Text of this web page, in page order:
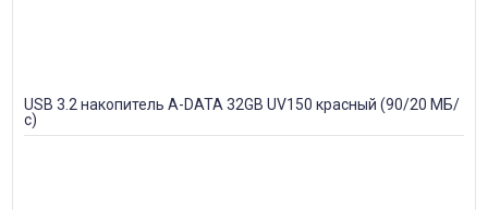
USB 3.2 накопитель A-DATA 32GB UV150 красный (90/20 МБ/
с)